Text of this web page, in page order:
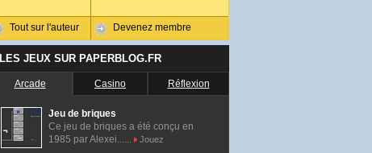
Tout sur l'auteur Devenez membre
LES JEUX SUR PAPERBLOG.FR
Arcade Casino Réflexion
Jeu de briques
Ce jeu de briques a été conçu en
1985 par Alexei......
Jouez